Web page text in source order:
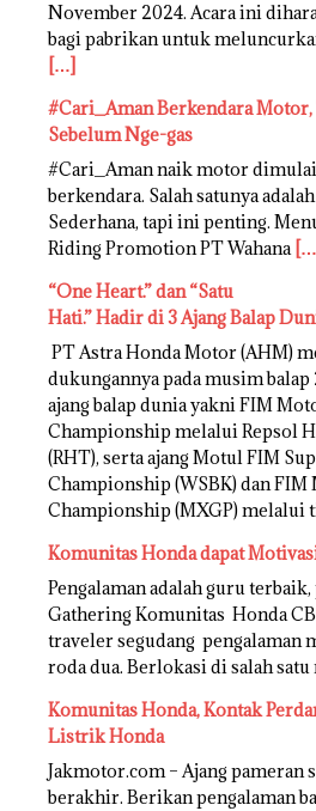
November 2024. Acara ini
bagi pabrikan untuk
[…]
#Cari_Aman Berkendara
Sebelum Nge-gas
#Cari_Aman naik motor
berkendara. Salah satunya
Sederhana, tapi ini penting.
Riding Promotion PT Wahana […]
“One Heart.” dan “Satu
Hati.” Hadir di 3 Ajang Balap
PT Astra Honda Motor (AHM)
dukungannya pada musim
ajang balap dunia yakni FIM
Championship melalui Repsol
(RHT), serta ajang Motul FIM
Championship (WSBK) dan
Championship (MXGP) melalui
Komunitas Honda dapat
Pengalaman adalah guru
Gathering Komunitas Honda
traveler segudang pengalaman
roda dua. Berlokasi di salah satu
Komunitas Honda, Kontak
Listrik Honda
Jakmotor.com – Ajang pameran
berakhir. Berikan pengalaman